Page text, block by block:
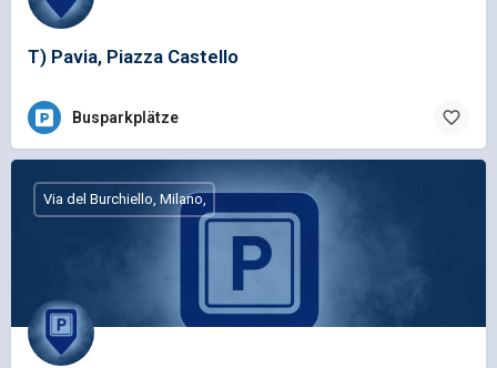
T) Pavia, Piazza Castello
Busparkplätze
Via del Burchiello, Milano,